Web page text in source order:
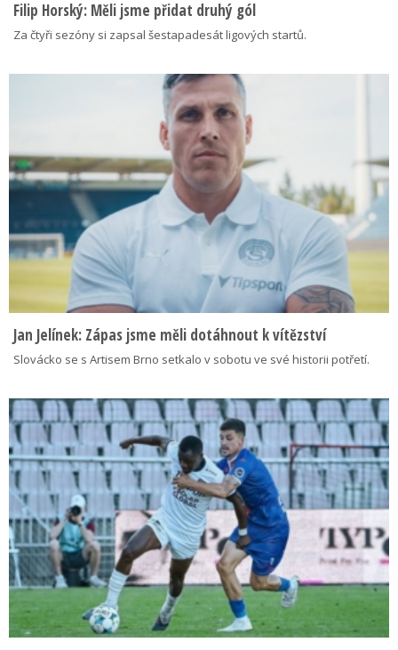
Filip Horský: Měli jsme přidat druhý gól
Za čtyři sezóny si zapsal šestapadesát ligových startů.
Jan Jelínek: Zápas jsme měli dotáhnout k vítězství
Slovácko se s Artisem Brno setkalo v sobotu ve své historii potřetí.